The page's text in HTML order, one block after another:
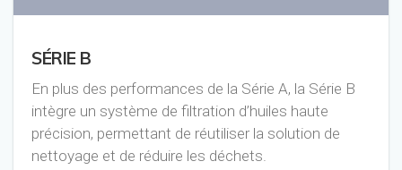
SÉRIE B
En plus des performances de la Série A, la Série B
intègre un système de filtration d’huiles haute
précision, permettant de réutiliser la solution de
nettoyage et de réduire les déchets.